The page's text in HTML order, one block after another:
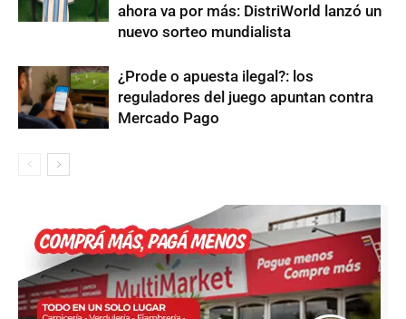
ahora va por más: DistriWorld lanzó un
nuevo sorteo mundialista
¿Prode o apuesta ilegal?: los
reguladores del juego apuntan contra
Mercado Pago